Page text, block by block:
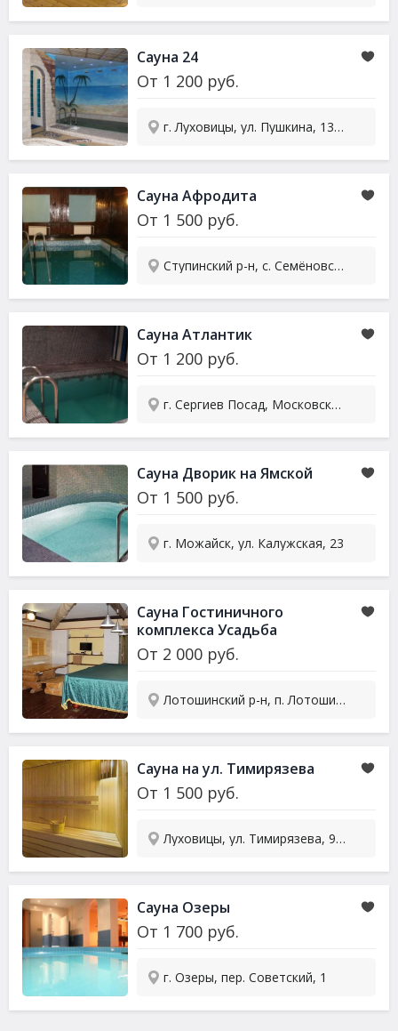
Сауна 24
От 1 200 руб.
г. Луховицы, ул. Пушкина, 139А
Сауна Афродита
От 1 500 руб.
Ступинский р-н, с. Семёновское, ул. Совхозная
Сауна Атлантик
От 1 200 руб.
г. Сергиев Посад, Московское ш., 22Б
Сауна Дворик на Ямской
От 1 500 руб.
г. Можайск, ул. Калужская, 23
Сауна Гостиничного
комплекса Усадьба
От 2 000 руб.
Лотошинский р-н, п. Лотошино, ул. Сушзаводская, 10
Сауна на ул. Тимирязева
От 1 500 руб.
Луховицы, ул. Тимирязева, 93Б
Сауна Озеры
От 1 700 руб.
г. Озеры, пер. Советский, 1